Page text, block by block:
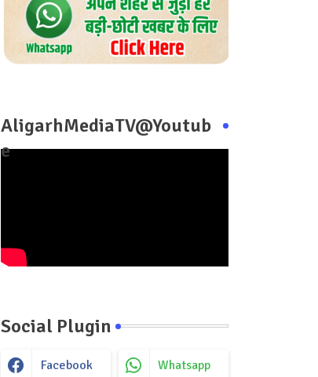
AligarhMediaTV@Youtub
e
Social Plugin
Facebook Whatsapp